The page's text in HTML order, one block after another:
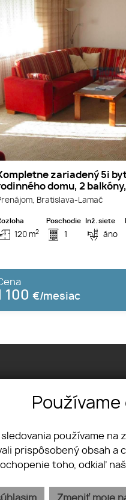
zariadený 5i
domu, 2
Bratislava-Lamač
120 m2
Poschodie
1
Inž. siete
áno
100 €/mesiac
používame
prispôsobený obsah
toho, odkiaľ